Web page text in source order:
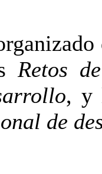
Retos
, y
de